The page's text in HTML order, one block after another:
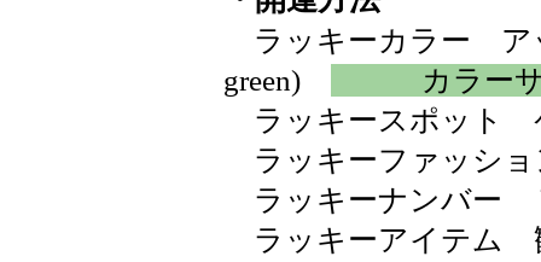
ラッキーカラー ア
green)
カラー
ラッキースポット
ラッキーファッシ
ラッキーナンバー
ラッキーアイテム